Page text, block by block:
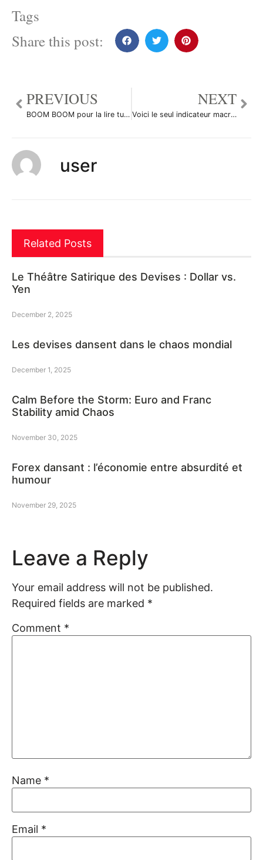
Tags
Share this post:
PREVIOUS
BOOM BOOM pour la lire turque
NEXT
Voici le seul indicateur macroéconomique américain à ne pas rater cet après-midi
user
Related Posts
Le Théâtre Satirique des Devises : Dollar vs.
Yen
December 2, 2025
Les devises dansent dans le chaos mondial
December 1, 2025
Calm Before the Storm: Euro and Franc
Stability amid Chaos
November 30, 2025
Forex dansant : l’économie entre absurdité et
humour
November 29, 2025
Leave a Reply
Your email address will not be published.
Required fields are marked *
Comment *
Name *
Email *